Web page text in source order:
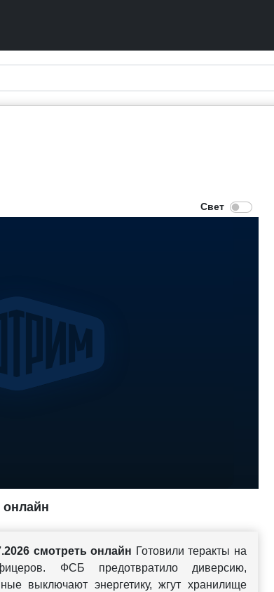
онлайн
смотреть онлайн Готовили теракты на
ФСБ предотвратило диверсию,
выключают энергетику, жгут хранилище